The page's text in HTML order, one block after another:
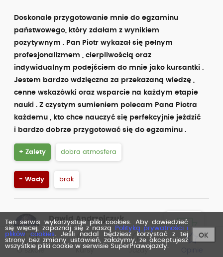
O szkole
Doskonale przygotowanie mnie do egzaminu
państwowego, który zdałam z wynikiem
pozytywnym . Pan Piotr wykazał się pełnym
profesjonalizmem , cierpliwością oraz
indywidualnym podejściem do mnie jako kursantki .
Jestem bardzo wdzięczna za przekazaną wiedzę ,
cenne wskazówki oraz wsparcie na każdym etapie
nauki . Z czystym sumieniem polecam Pana Piotra
każdemu , kto chce nauczyć się perfekcyjnie jeździć
i bardzo dobrze przygotować się do egzaminu .
+ Zalety dobra atmosfera
- Wady brak
Dawid Andrzejczuk
Opinia zweryfikowana przez
Facebook
ocena z dnia: 26.02.2026
Ten serwis wykorzystuje pliki cookies. Aby dowiedzieć
się więcej, zapoznaj się z naszą
Polityką prywatności i
plików cookies. Jeśli nadal będziesz korzystać z tej
strony bez zmiany ustawień, założymy, że akceptujesz
wszystkie pliki cookie w serwisie SuperPrawojazdy.
OK